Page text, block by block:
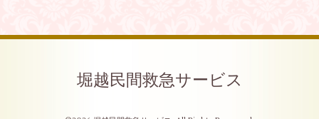
堀越民間救急サービス